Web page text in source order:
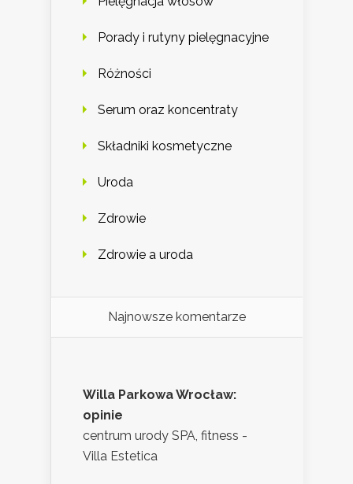
Porady i rutyny pielęgnacyjne
Różności
Serum oraz koncentraty
Składniki kosmetyczne
Uroda
Zdrowie
Zdrowie a uroda
Najnowsze komentarze
Willa Parkowa Wrocław:
opinie
centrum urody SPA, fitness -
Villa Estetica